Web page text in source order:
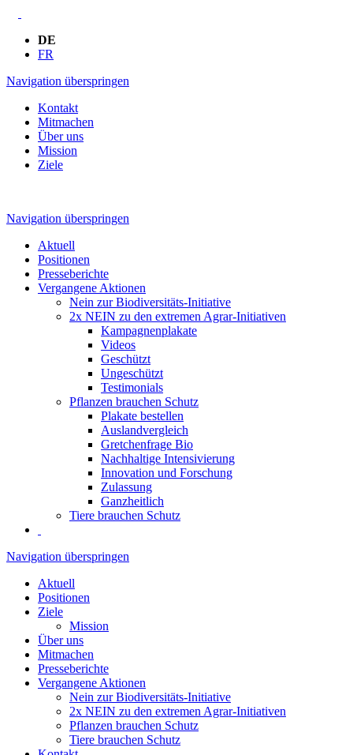
DE
FR
Navigation überspringen
Kontakt
Mitmachen
Über uns
Mission
Ziele
Navigation überspringen
Aktuell
Positionen
Presseberichte
Vergangene Aktionen
Nein zur Biodiversitäts-Initiative
2x NEIN zu den extremen Agrar-Initiativen
Kampagnenplakate
Videos
Geschützt
Ungeschützt
Testimonials
Pflanzen brauchen Schutz
Plakate bestellen
Auslandvergleich
Gretchenfrage Bio
Nachhaltige Intensivierung
Innovation und Forschung
Zulassung
Ganzheitlich
Tiere brauchen Schutz
Navigation überspringen
Aktuell
Positionen
Ziele
Mission
Über uns
Mitmachen
Presseberichte
Vergangene Aktionen
Nein zur Biodiversitäts-Initiative
2x NEIN zu den extremen Agrar-Initiativen
Pflanzen brauchen Schutz
Tiere brauchen Schutz